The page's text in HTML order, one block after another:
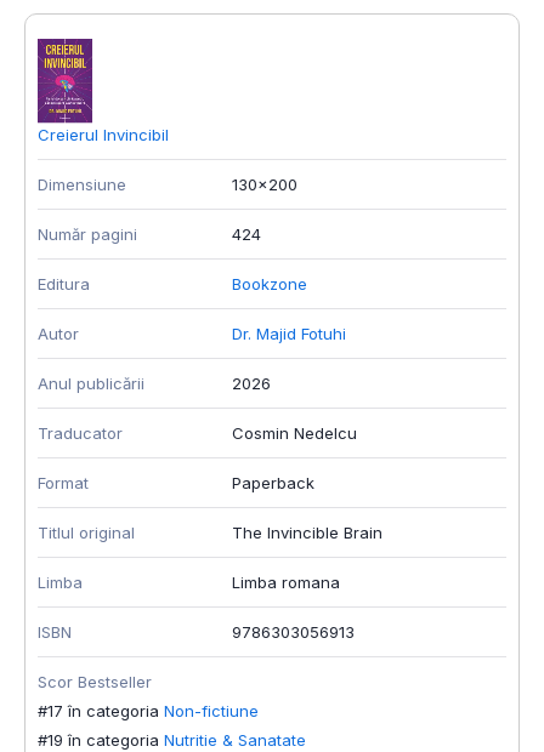
Creierul Invincibil
Dimensiune 130x200
Număr pagini 424
Editura Bookzone
Autor Dr. Majid Fotuhi
Anul publicării 2026
Traducator Cosmin Nedelcu
Format Paperback
Titlul original The Invincible Brain
Limba Limba romana
ISBN 9786303056913
Scor Bestseller
#17 în categoria Non-fictiune
#19 în categoria Nutritie & Sanatate